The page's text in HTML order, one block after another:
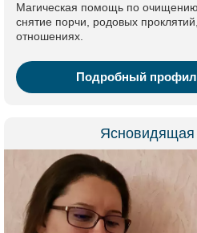
Магическая помощь по очищению
снятие порчи, родовых
отношениях.
Подробный